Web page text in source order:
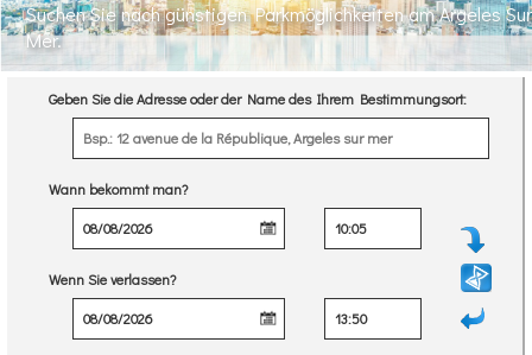
Suchen Sie nach günstigen Parkmöglichkeiten am Argeles Sur
Mer.
Geben Sie die Adresse oder der Name des Ihrem Bestimmungsort:
Wann bekommt man?
Wenn Sie verlassen?